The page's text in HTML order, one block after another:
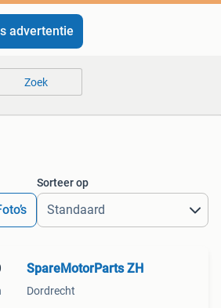
advertentie
Zoek
Sorteer op
SpareMotorParts ZH
Dordrecht